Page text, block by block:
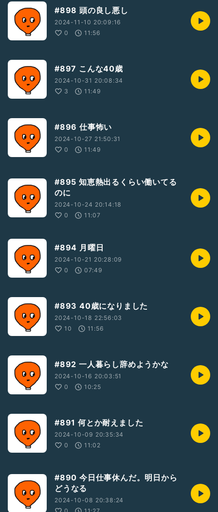
#898 頭の良し悪し
2024-11-10 20:09:16
0
11:56
#897 こんな40歳
2024-10-31 20:08:34
3
11:49
#896 仕事怖い
2024-10-27 21:50:31
0
11:49
#895 知恵熱出るくらい働いてる
のに
2024-10-24 20:14:18
0
11:07
#894 月曜日
2024-10-21 20:28:09
0
07:49
#893 40歳になりました
2024-10-18 22:56:03
10
11:56
#892 一人暮らし辞めようかな
2024-10-16 20:03:51
0
10:25
#891 何とか耐えました
2024-10-09 20:35:34
0
11:02
#890 今日仕事休んだ。明日から
どうなる
2024-10-08 20:38:24